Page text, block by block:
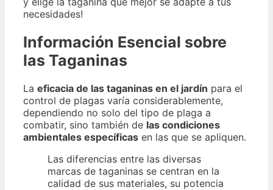
necesidades!
Información Esencial sobre
las Taganinas
La eficacia de las taganinas en el jardín para el
control de plagas varía considerablemente,
dependiendo no solo del tipo de plaga a
combatir, sino también de las condiciones
ambientales específicas en las que se apliquen.
Las diferencias entre las diversas
marcas de taganinas se centran en la
calidad de sus materiales, su potencia